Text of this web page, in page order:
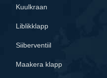
Kuulkraan
Liblikklapp
Siiberventiil
Maakera klapp